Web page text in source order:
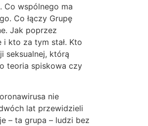
Co wspólnego ma
Co łączy Grupę
Jak poprzez
i kto za tym stał. Kto
seksualnej, którą
teoria spiskowa czy
nie
lat przewidzieli
– ta grupa – ludzi bez